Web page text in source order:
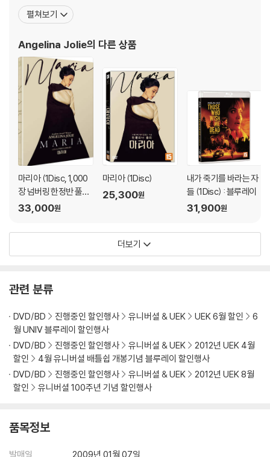
리지날 신> 등 다양한 장르의 영화에 출연하며 실로 배우로서의 무한
한 가능성을 보여준다. 1996년 <해커즈>에서 중성적인 매력을 보이
한 그녀에게 아카데미 여우조연상의 영예
펼쳐보기
Angelina Jolie의 다른 상품
마리아 (1Disc, 1,000
장 넘버링 한정반 풀슬
립) : 블루레이
33,000원
마리아 (1Disc)
25,300원
내가 죽기를 바라는 자
들 (1Disc) : 블루레이
31,900원
더보기
관련 분류
DVD/BD 진행중인 할인행사 유니버셜 & UEK UEK 6월 할인
6
월 UNIV 블루레이 할인행사
DVD/BD
진행중인 할인행사 유니버셜 & UEK
2012년 UEK 4월
할인
4월 유니버셜 배틀쉽 개봉기념 블루레이 할인행사
DVD/BD
진행중인 할인행사 유니버셜 & UEK
2012년 UEK 8월
할인
유니버셜 100주년 기념 할인행사
품목정보
발매일
2009년 01월 07일